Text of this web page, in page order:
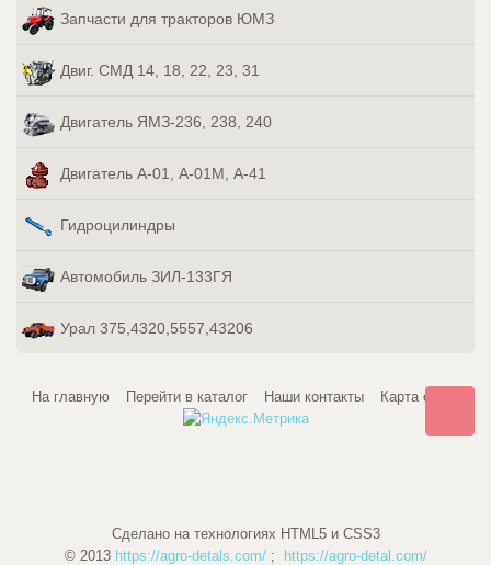
Запчасти для тракторов ЮМЗ
Двиг. СМД 14, 18, 22, 23, 31
Двигатель ЯМЗ-236, 238, 240
Двигатель А-01, А-01М, А-41
Гидроцилиндры
Автомобиль ЗИЛ-133ГЯ
Урал 375,4320,5557,43206
На главную Перейти в каталог Наши контакты Карта сайта
Сделано на технологиях HTML5 и CSS3
© 2013 https://agro-detals.com/; https://agro-detal.com/